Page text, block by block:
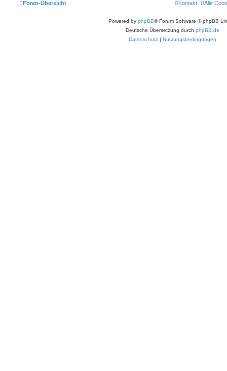
Foren-Übersicht Alle
Kontakt
Powered by phpBB® Forum Software © phpBB
Deutsche Übersetzung durch phpBB.de
Datenschutz | Nutzungsbedingungen